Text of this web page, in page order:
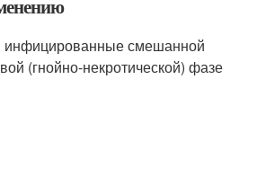
инфицированные смешанной
(гнойно-некротической) фазе